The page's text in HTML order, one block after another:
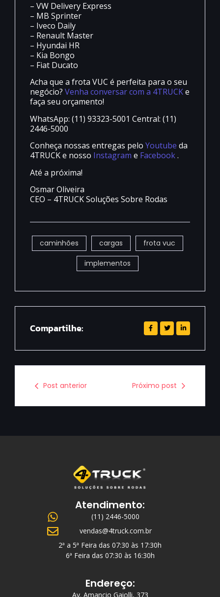
– VW Delivery Express
– MB Sprinter
– Iveco Daily
– Renault Master
– Hyundai HR
– Kia Bongo
– Fiat Ducato
Acha que a frota VUC é perfeita para o seu
negócio? Venha conversar com a 4TRUCKe
faça seu orçamento!
WhatsApp: (11) 93323-5001 Central: (11)
2446-5000
Conheça nossas entregas pelo Youtube da
4TRUCK e nosso Instagram e Facebook.
Até a próxima!
Osmar Oliveira
CEO – 4TRUCK Soluções Sobre Rodas
caminhões cargas frota vuc
implementos
Compartilhe:
Post anterior Próximo post
Atendimento:
(11) 2446-5000
vendas@4truck.com.br
2ª a 5ª Feira das 07:30 às 17:30h
6ª Feira das 07:30 às 16:30h
Endereço:
Av. Amancio Gaiolli, 373